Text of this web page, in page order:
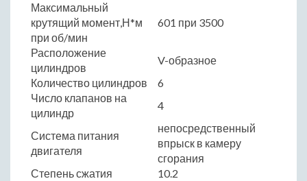
Максимальный
крутящий момент,Н*м
при об/мин
601 при 3500
Расположение
цилиндров
V-образное
Количество цилиндров
6
Число клапанов на
цилиндр
4
Система питания
двигателя
непосредственный
впрыск в камеру
сгорания
Степень сжатия
10.2